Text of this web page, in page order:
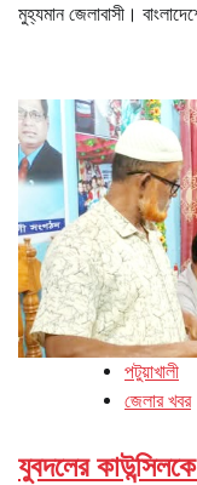
মুহ্যমান জেলাবাসী।
পটুয়াখালী
জেলার খবর
যুবদলের